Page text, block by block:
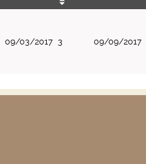
09/03/2017 3 09/09/2017